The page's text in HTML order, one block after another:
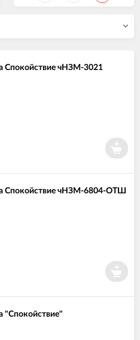
Спокойствие чНЗМ-3021
Спокойствие чНЗМ-6804-ОТШ
"Спокойствие"